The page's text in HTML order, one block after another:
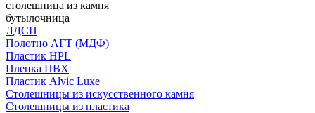
столешница из камня
бутылочница
ЛДСП
Полотно АГТ (МДФ)
Пластик HPL
Пленка ПВХ
Пластик Alvic Luxe
Столешницы из искусственного камня
Столешницы из пластика